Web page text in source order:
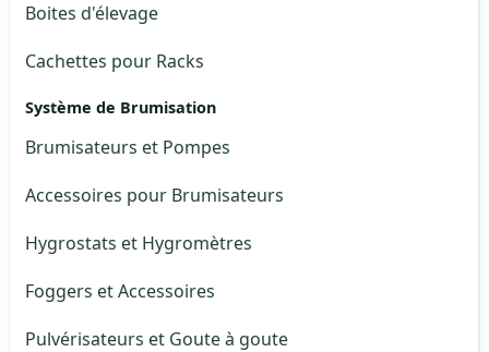
Boites d'élevage
Cachettes pour Racks
Système de Brumisation
Brumisateurs et Pompes
Accessoires pour Brumisateurs
Hygrostats et Hygromètres
Foggers et Accessoires
Pulvérisateurs et Goute à goute